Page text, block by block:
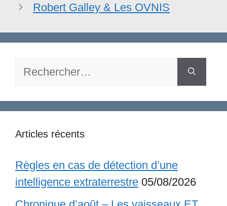
Robert Galley & Les OVNIS
Rechercher :
Articles récents
Règles en cas de détection d’une
intelligence extraterrestre 05/08/2026